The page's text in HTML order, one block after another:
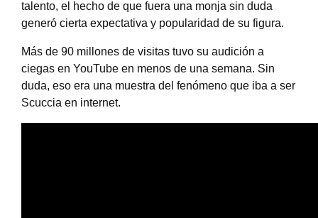
talento, el hecho de que fuera una monja sin duda
generó cierta expectativa y popularidad de su figura.
Más de 90 millones de visitas tuvo su audición a
ciegas en YouTube en menos de una semana. Sin
duda, eso era una muestra del fenómeno que iba a ser
Scuccia en internet.